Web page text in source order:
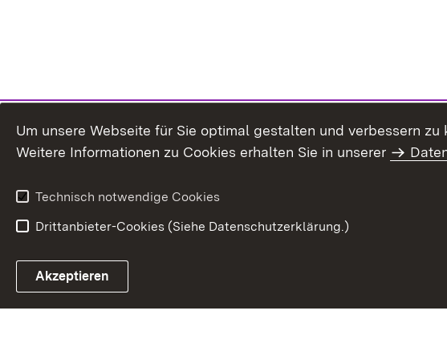
Um unsere Webseite für Sie optimal gestalten und verbessern zu
Weitere Informationen zu Cookies erhalten Sie in unserer
Technisch notwendige Cookies
Drittanbieter-Cookies (Siehe Datenschutzerklärung.)
Akzeptieren